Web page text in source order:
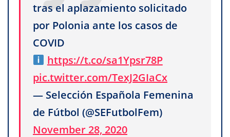
tras el aplazamiento solicitado
por Polonia ante los casos de
COVID
https://t.co/sa1Ypsr78P
pic.twitter.com/TexJ2GIaCx
— Selección Española Femenina
de Fútbol (@SEFutbolFem)
November 28, 2020